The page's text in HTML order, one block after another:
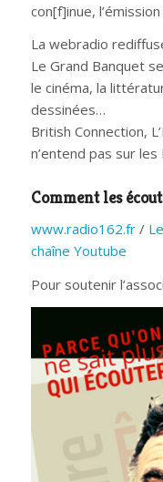
con[f]inue,
La webradio
Le Grand Banquet
le cinéma, la
dessinées…
British Connection,
n’entend pas sur les
Comment les
www.radio162.fr/
chaîne Youtube
Pour soutenir